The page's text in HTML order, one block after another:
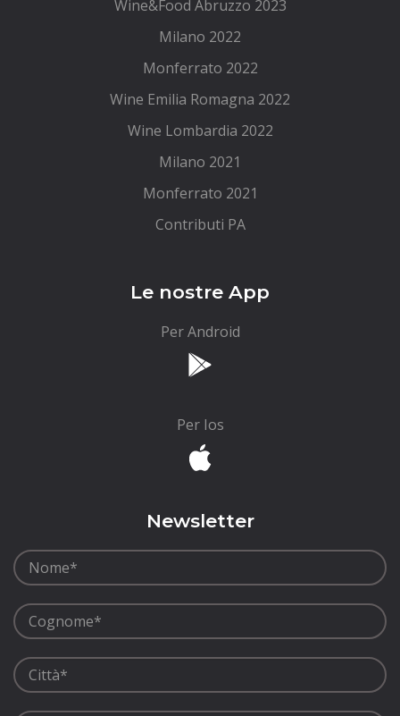
Wine&Food Abruzzo 2023
Milano 2022
Monferrato 2022
Wine Emilia Romagna 2022
Wine Lombardia 2022
Milano 2021
Monferrato 2021
Contributi PA
Le nostre App
Per Android
Per Ios
Newsletter